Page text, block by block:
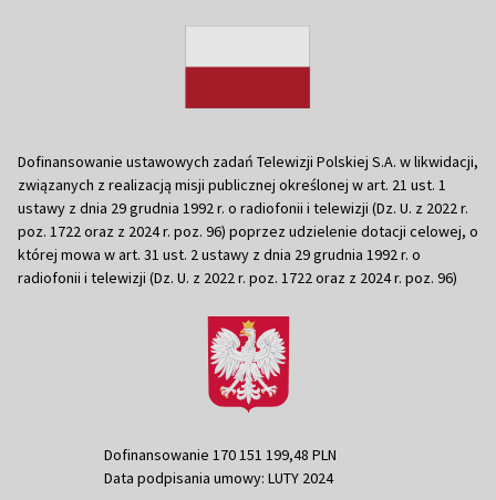
Dofinansowanie ustawowych zadań Telewizji Polskiej S.A. w likwidacji,
związanych z realizacją misji publicznej określonej w art. 21 ust. 1
ustawy z dnia 29 grudnia 1992 r. o radiofonii i telewizji (Dz. U. z 2022 r.
poz. 1722 oraz z 2024 r. poz. 96) poprzez udzielenie dotacji celowej, o
której mowa w art. 31 ust. 2 ustawy z dnia 29 grudnia 1992 r. o
radiofonii i telewizji (Dz. U. z 2022 r. poz. 1722 oraz z 2024 r. poz. 96)
Dofinansowanie 170 151 199,48 PLN
Data podpisania umowy: LUTY 2024